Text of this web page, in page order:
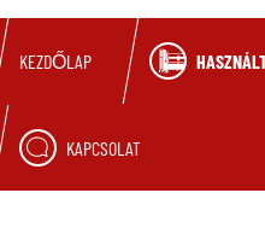
KEZDŐLAP
KAPCSOLAT